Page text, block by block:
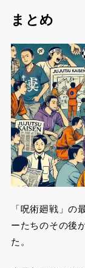
まとめ
「呪術廻戦」
ーたちのその後
た。